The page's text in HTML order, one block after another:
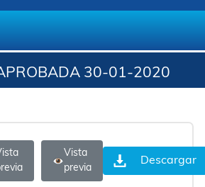
30-01-2020
Vista
previa
Descargar